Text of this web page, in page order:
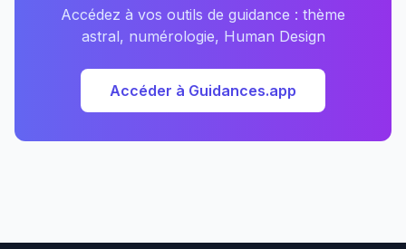
Accédez à vos outils de guidance : thème
astral, numérologie, Human Design
Accéder à Guidances.app